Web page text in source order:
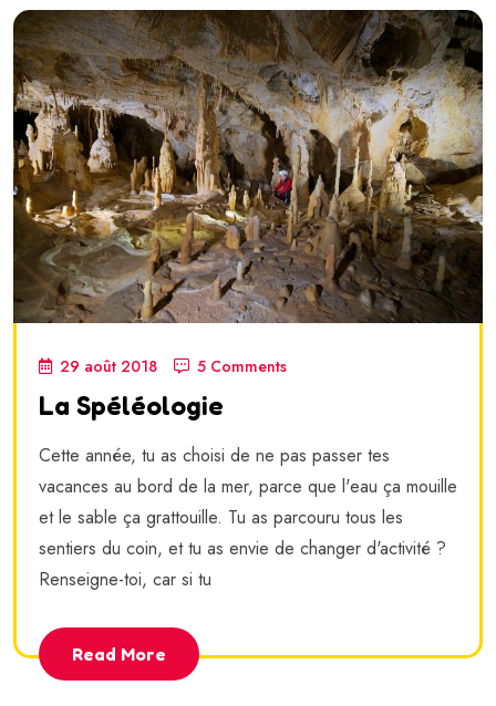
29 août 2018 5 Comments
La Spéléologie
Cette année, tu as choisi de ne pas passer tes
vacances au bord de la mer, parce que l'eau ça mouille
et le sable ça grattouille. Tu as parcouru tous les
sentiers du coin, et tu as envie de changer d'activité ?
Renseigne-toi, car si tu
Read More